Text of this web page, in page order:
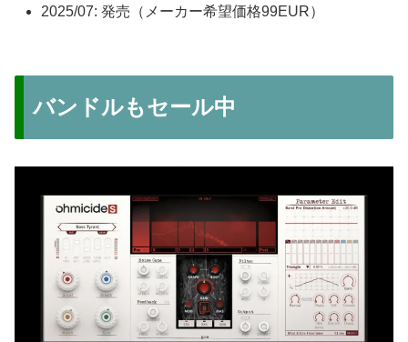
2025/07: 発売（メーカー希望価格99EUR）
バンドルもセール中